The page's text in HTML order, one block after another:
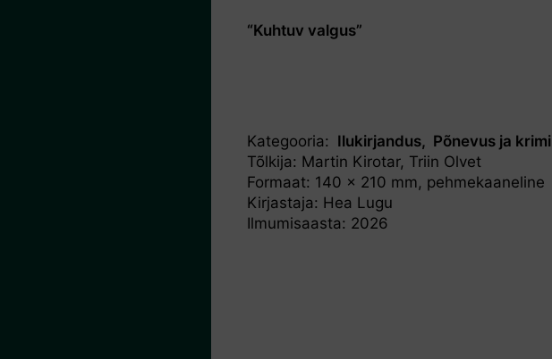
“Kuhtuv valgus”
Kategooria: Ilukirjandus Põnevus ja krimi
Tõlkija: Martin Kirotar, Triin Olvet
Formaat: 140 x 210 mm, pehmekaaneline
Kirjastaja: Hea Lugu
Ilmumisaasta: 2026